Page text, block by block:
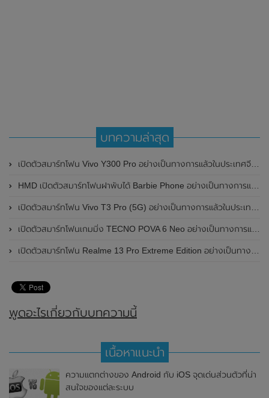
บทความล่าสุด
เปิดตัวสมาร์ทโฟน Vivo Y300 Pro อย่างเป็นทางการแล้วในประเทศจีน มาพร้อมดีไซน์พรีเมี่ยม ทนทาน และแบตเตอรี่สุดอึดขนาดใหญ่ 6,500mAh พร้อมรองรับการชาร์จไว 80W
HMD เปิดตัวสมาร์ทโฟนฝาพับได้ Barbie Phone อย่างเป็นทางการแล้ว มาพร้อมธีมสีชมพูสดใส
เปิดตัวสมาร์ทโฟน Vivo T3 Pro (5G) อย่างเป็นทางการแล้วในประเทศอินเดีย
เปิดตัวสมาร์ทโฟนเกมมิ่ง TECNO POVA 6 Neo อย่างเป็นทางการแล้วในประเทศไทย ในราคา 8,499 บาท
เปิดตัวสมาร์ทโฟน Realme 13 Pro Extreme Edition อย่างเป็นทางการแล้วในประเทศจีน
พูดอะไรเกี่ยวกับบทความนี้
เนื้อหาแนะนำ
ความแตกต่างของ Android กับ iOS จุดเด่นส่วนตัวที่น่า
สนใจของแต่ละระบบ